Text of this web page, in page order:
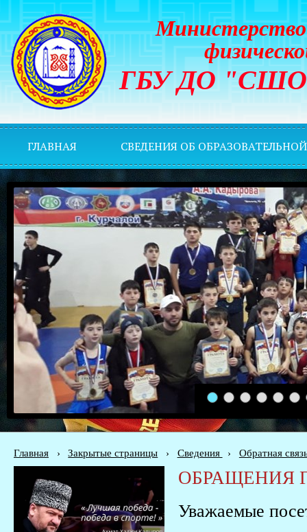
Министерство
ГБУ ДО "СШОР
ГЛАВНАЯ СВЕДЕНИЯ ОБ
1 2 3 4 5 6
Главная › Закрытые страницы › Сведения › Обратная
ОБРАЩЕНИЯ
Уважаемые